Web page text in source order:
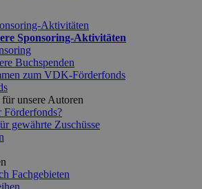
Aktivitäten
Sponsoring-Aktivitäten
Buchspenden
zum VDK-Förderfonds
für unsere Autoren
Förderfonds?
gewährte Zuschüsse
Fachgebieten